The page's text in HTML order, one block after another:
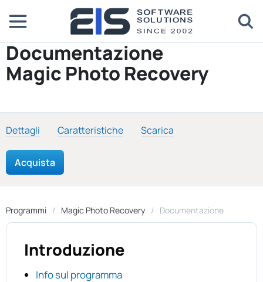
Documentazione
Magic Photo Recovery
Dettagli Caratteristiche Scarica
Acquista
Programmi Magic Photo Recovery Documentazione
Introduzione
Info sul programma